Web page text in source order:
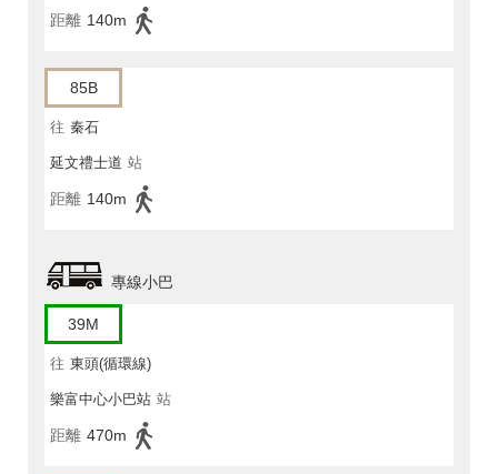
距離 140m
85B
往 秦石
延文禮士道 站
距離 140m
專線小巴
39M
往 東頭(循環線)
樂富中心小巴站 站
距離 470m